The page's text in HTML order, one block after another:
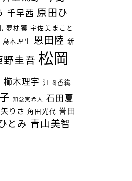
千早茜 原田ひ
夢枕獏 宇佐美まこと
島本理生 恩田陸 新
野圭吾 松岡
櫛木理宇 江國香織
知念実希人
石田夏
りさ 角田光代 誉田
とみ 青山美智